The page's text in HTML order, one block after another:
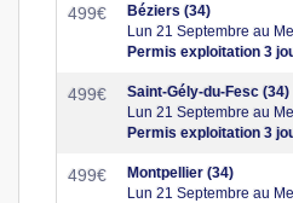
499€
Béziers (34)
Lun 21 Septembre au
Permis exploitation 3
499€
Saint-Gély-du-Fesc (34)
Lun 21 Septembre au
Permis exploitation 3
499€
Montpellier (34)
Lun 21 Septembre au